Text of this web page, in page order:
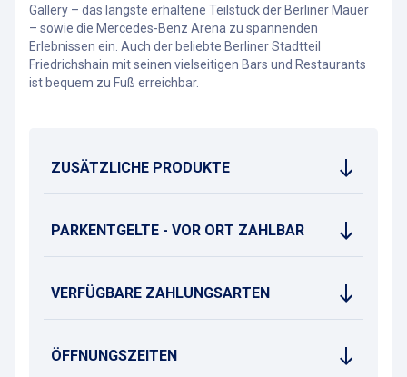
Gallery – das längste erhaltene Teilstück der Berliner Mauer
– sowie die Mercedes-Benz Arena zu spannenden
Erlebnissen ein. Auch der beliebte Berliner Stadtteil
Friedrichshain mit seinen vielseitigen Bars und Restaurants
ist bequem zu Fuß erreichbar.
ZUSÄTZLICHE PRODUKTE
PARKENTGELTE - VOR ORT ZAHLBAR
VERFÜGBARE ZAHLUNGSARTEN
ÖFFNUNGSZEITEN